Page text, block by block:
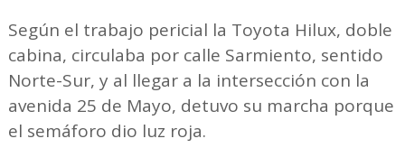
Según el trabajo pericial la Toyota Hilux, doble
cabina, circulaba por calle Sarmiento, sentido
Norte-Sur, y al llegar a la intersección con la
avenida 25 de Mayo, detuvo su marcha porque
el semáforo dio luz roja.